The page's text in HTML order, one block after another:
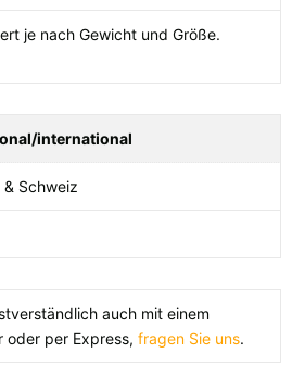
je nach Gewicht und Größe.
international
Schweiz
auch mit einem
oder per Express, fragen Sie uns.